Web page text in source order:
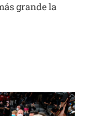
grande la